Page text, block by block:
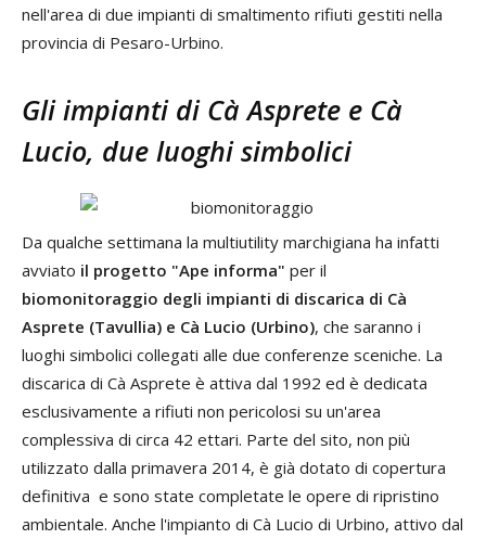
nell'area di due impianti di smaltimento rifiuti gestiti nella
provincia di Pesaro-Urbino.
Gli impianti di Cà Asprete e Cà
Lucio, due luoghi simbolici
Da qualche settimana la multiutility marchigiana ha infatti
avviato il progetto "Ape informa" per il
biomonitoraggio degli impianti di discarica di Cà
Asprete (Tavullia) e Cà Lucio (Urbino), che saranno i
luoghi simbolici collegati alle due conferenze sceniche. La
discarica di Cà Asprete è attiva dal 1992 ed è dedicata
esclusivamente a rifiuti non pericolosi su un'area
complessiva di circa 42 ettari. Parte del sito, non più
utilizzato dalla primavera 2014, è già dotato di copertura
definitiva e sono state completate le opere di ripristino
ambientale. Anche l'impianto di Cà Lucio di Urbino, attivo dal